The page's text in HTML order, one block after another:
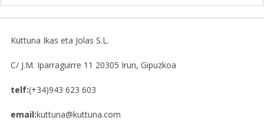
Kuttuna Ikas eta Jolas S.L.
C/ J.M. Iparraguirre 11 20305 Irun, Gipuzkoa
telf:(+34)943 623 603
email:kuttuna@kuttuna.com